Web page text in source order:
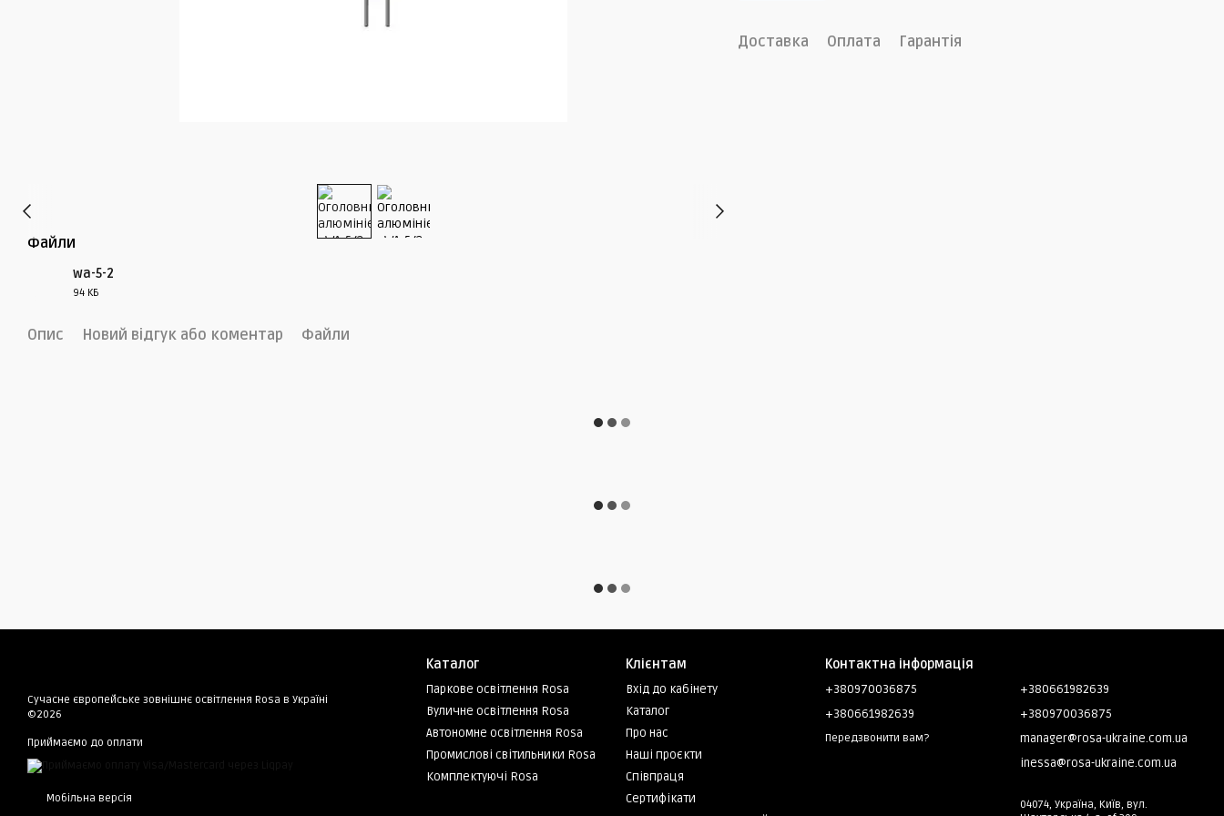
Файли
wa-5-2
94 КБ
Доставка Оплата Гарантія
Опис Новий відгук або коментар Файли
Сучасне європейське зовнішнє освітлення Rosa в Україні
©2026
Приймаємо до оплати
Мобільна версія
Каталог
Паркове освітлення Rosa
Вуличне освітлення Rosa
Автономне освітлення Rosa
Промислові світильники Rosa
Комплектуючі Rosa
Клієнтам
Вхід до кабінету
Каталог
Про нас
Наші проєкти
Співпраця
Сертифікати
Контактна інформація
+380970036875
+380661982639
Передзвонити вам?
+380661982639
+380970036875
manager@rosa-ukraine.com.ua
inessa@rosa-ukraine.com.ua
04074, Україна, Київ, вул.